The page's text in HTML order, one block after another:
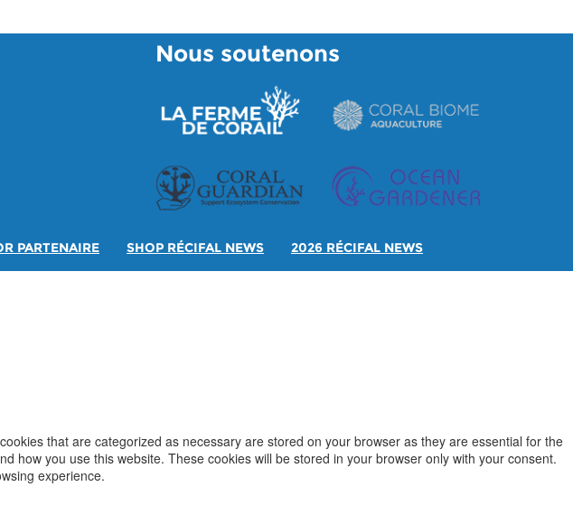
Nous soutenons
PARTENAIRE SHOP RÉCIFAL NEWS 2026 RÉCIFAL NEWS
that are categorized as necessary are stored on your browser as they are essential for the
how you use this website. These cookies will be stored in your browser only with your consent.
experience.